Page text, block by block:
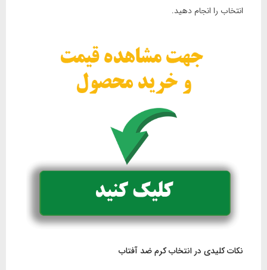
انتخاب را انجام دهید.
نکات کلیدی در انتخاب کرم ضد آفتاب